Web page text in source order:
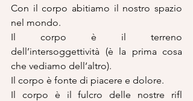
Con il corpo abitiamo il nostro spazio
nel mondo.
Il corpo è il terreno
dell’intersoggettività (è la prima cosa
che vediamo dell’altro).
Il corpo è fonte di piacere e dolore.
Il corpo è il fulcro delle nostre rifl